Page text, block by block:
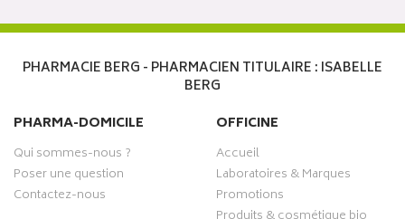
PHARMACIE BERG - PHARMACIEN TITULAIRE : ISABELLE
BERG
PHARMA-DOMICILE
Qui sommes-nous ?
Poser une question
Contactez-nous
OFFICINE
Accueil
Laboratoires & Marques
Promotions